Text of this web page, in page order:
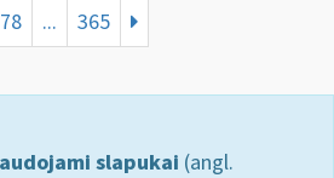
78 ... 365
slapukai (angl.